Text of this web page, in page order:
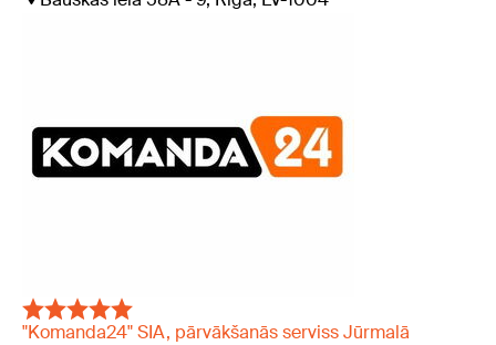
"Komanda24" SIA, pārvākšanās serviss Jūrmalā